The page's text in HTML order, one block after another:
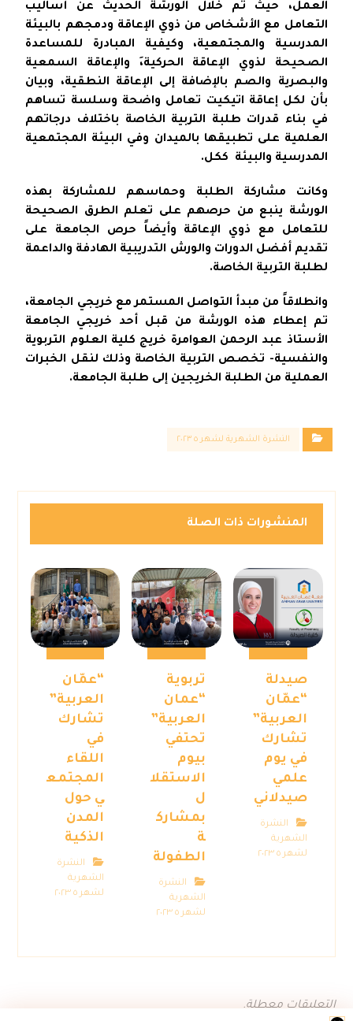
العمل، حيث تم خلال الورشة الحديث عن أساليب
التعامل مع الأشخاص من ذوي الإعاقة ودمجهم بالبيئة
المدرسية والمجتمعية، وكيفية المبادرة للمساعدة
الصحيحة لذوي الإعاقة الحركية،َ والإعاقة السمعية
والبصرية والصم بالإضافة إلى الإعاقة النطقية، وبيان
بأن لكل إعاقة اتيكيت تعامل واضحة وسلسة تساهم
في بناء قدرات طلبة التربية الخاصة باختلاف درجاتهم
العلمية على تطبيقها بالميدان وفي البيئة المجتمعية
المدرسية والبيئة ككل.
وكانت مشاركة الطلبة وحماسهم للمشاركة بهذه
الورشة ينبع من حرصهم على تعلم الطرق الصحيحة
للتعامل مع ذوي الإعاقة وأيضاً حرص الجامعة على
تقديم أفضل الدورات والورش التدريبية الهادفة والداعمة
لطلبة التربية الخاصة.
وانطلاقاً من مبدأ التواصل المستمر مع خريجي الجامعة،
تم إعطاء هذه الورشة من قبل أحد خريجي الجامعة
الأستاذ عبد الرحمن العوامرة خريج كلية العلوم التربوية
والنفسية- تخصص التربية الخاصة وذلك لنقل الخبرات
العملية من الطلبة الخريجين إلى طلبة الجامعة.
النشرة الشهرية لشهر ٥ ٢٠٢٣
المنشورات ذات الصلة
صيدلة
“عمّان
العربية”
تشارك
في يوم
علمي
صيدلاني
النشرة
الشهرية
لشهر ٥ ٢٠٢٣
تربوية
“عمان
العربية”
تحتفي
بيوم
الاستقلا
ل
بمشارك
ة
الطفولة
النشرة
الشهرية
لشهر ٥ ٢٠٢٣
“عمّان
العربية”
تشارك
في
اللقاء
المجتمع
ي حول
المدن
الذكية
النشرة
الشهرية
لشهر ٥ ٢٠٢٣
التعليقات معطلة.